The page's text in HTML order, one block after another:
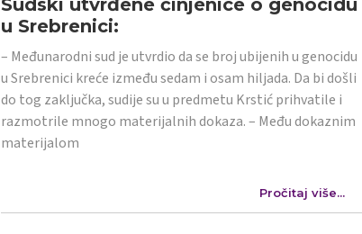
u Srebrenici:
– Međunarodni sud je utvrdio da se broj ubijenih u genocidu
u Srebrenici kreće između sedam i osam hiljada. Da bi došli
do tog zaključka, sudije su u predmetu Krstić prihvatile i
razmotrile mnogo materijalnih dokaza. – Među dokaznim
materijalom
Pročitaj više...